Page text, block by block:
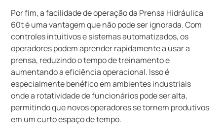
Por fim, a facilidade de operação da Prensa Hidráulica
60t é uma vantagem que não pode ser ignorada. Com
controles intuitivos e sistemas automatizados, os
operadores podem aprender rapidamente a usar a
prensa, reduzindo o tempo de treinamento e
aumentando a eficiência operacional. Isso é
especialmente benéfico em ambientes industriais
onde a rotatividade de funcionários pode ser alta,
permitindo que novos operadores se tornem produtivos
em um curto espaço de tempo.